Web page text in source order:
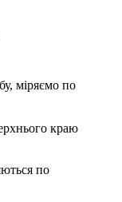
міряємо по
краю
по